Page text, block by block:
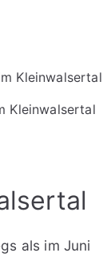
Kleinwalsertal
als im Juni